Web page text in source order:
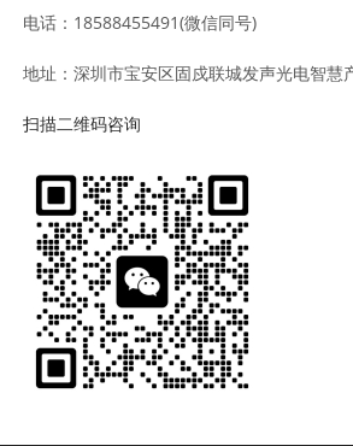
电话：18588455491(微信同号)
地址：深圳市宝安区固戍联城发声光电智慧
扫描二维码咨询